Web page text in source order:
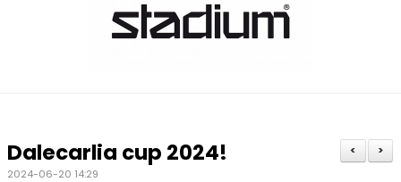
KONTAKT
>
<
Dalecarlia cup 2024!
2024-06-20 14:29